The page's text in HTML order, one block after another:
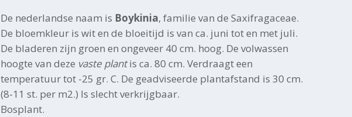
De nederlandse naam is Boykinia, familie van de Saxifragaceae.
De bloemkleur is wit en de bloeitijd is van ca. juni tot en met juli.
De bladeren zijn groen en ongeveer 40 cm. hoog. De volwassen
hoogte van deze vaste plantis ca. 80 cm. Verdraagt een
temperatuur tot -25 gr. C. De geadviseerde plantafstand is 30 cm.
(8-11 st. per m2.) Is slecht verkrijgbaar.
Bosplant.